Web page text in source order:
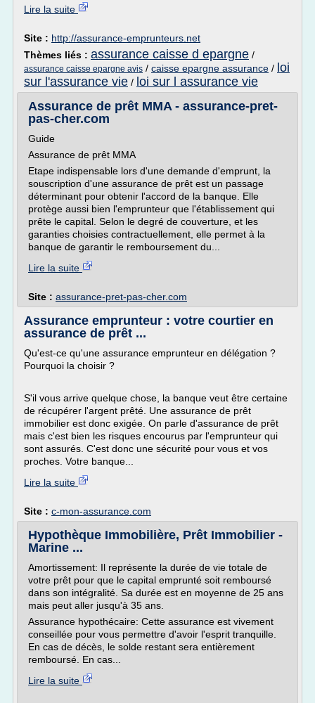
Lire la suite
Site : http://assurance-emprunteurs.net
Thèmes liés : assurance caisse d epargne /
assurance caisse epargne avis / caisse epargne assurance / loi
sur l'assurance vie / loi sur l assurance vie
Assurance de prêt MMA - assurance-pret-
pas-cher.com
Guide
Assurance de prêt MMA
Etape indispensable lors d'une demande d'emprunt, la
souscription d'une assurance de prêt est un passage
déterminant pour obtenir l'accord de la banque. Elle
protège aussi bien l'emprunteur que l'établissement qui
prête le capital. Selon le degré de couverture, et les
garanties choisies contractuellement, elle permet à la
banque de garantir le remboursement du...
Lire la suite
Site : assurance-pret-pas-cher.com
Assurance emprunteur : votre courtier en
assurance de prêt ...
Qu'est-ce qu'une assurance emprunteur en délégation ?
Pourquoi la choisir ?
S'il vous arrive quelque chose, la banque veut être certaine
de récupérer l'argent prêté. Une assurance de prêt
immobilier est donc exigée. On parle d'assurance de prêt
mais c'est bien les risques encourus par l'emprunteur qui
sont assurés. C'est donc une sécurité pour vous et vos
proches. Votre banque...
Lire la suite
Site : c-mon-assurance.com
Hypothèque Immobilière, Prêt Immobilier -
Marine ...
Amortissement: Il représente la durée de vie totale de
votre prêt pour que le capital emprunté soit remboursé
dans son intégralité. Sa durée est en moyenne de 25 ans
mais peut aller jusqu'à 35 ans.
Assurance hypothécaire: Cette assurance est vivement
conseillée pour vous permettre d'avoir l'esprit tranquille.
En cas de décès, le solde restant sera entièrement
remboursé. En cas...
Lire la suite